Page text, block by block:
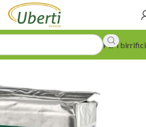
Per i birrifici